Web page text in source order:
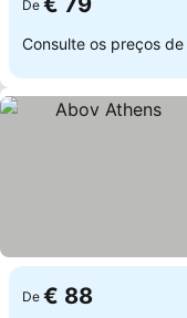
De
Consulte os preços de
De € 88